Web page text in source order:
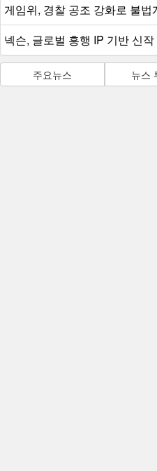
게임위, 경찰 공조 강화로 불법
넥슨, 글로벌 흥행 IP 기반 신작
주요뉴스 뉴스